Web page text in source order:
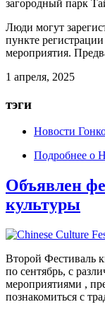
загородный парк
Люди могут
пункте
мероприятия.
1 апреля, 2025
тэги
Новости
Подробнее о
Объявлен
культуры
Второй Фестиваль
по сентябрь, с
мероприятиями ,
познакомиться с